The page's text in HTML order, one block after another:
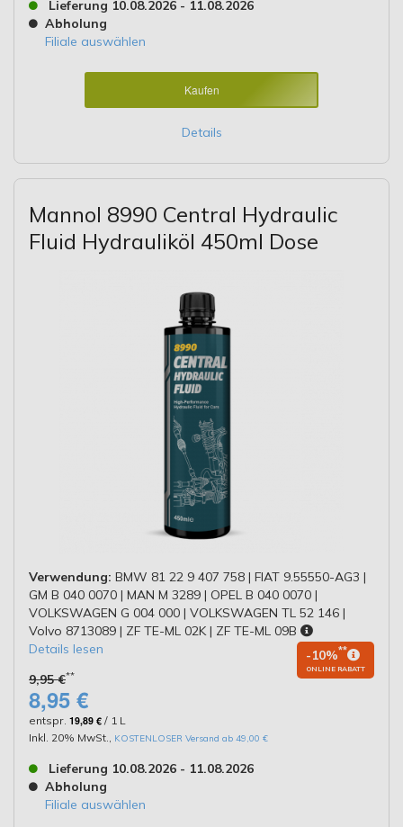
Lieferung 10.08.2026 - 11.08.2026
Abholung
Filiale auswählen
Kaufen
Details
Mannol 8990 Central Hydraulic
Fluid Hydrauliköl 450ml Dose
Verwendung: BMW 81 22 9 407 758 | FIAT 9.55550-AG3 |
GM B 040 0070 | MAN M 3289 | OPEL B 040 0070 |
VOLKSWAGEN G 004 000 | VOLKSWAGEN TL 52 146 |
Volvo 8713089 | ZF TE-ML 02K | ZF TE-ML 09B
Details lesen
9,95 €**
-10%**
ONLINE RABATT
8,95 €
entspr. 19,89 € / 1 L
Inkl. 20% MwSt.
KOSTENLOSER Versand ab 49,00 €
Lieferung 10.08.2026 - 11.08.2026
Abholung
Filiale auswählen